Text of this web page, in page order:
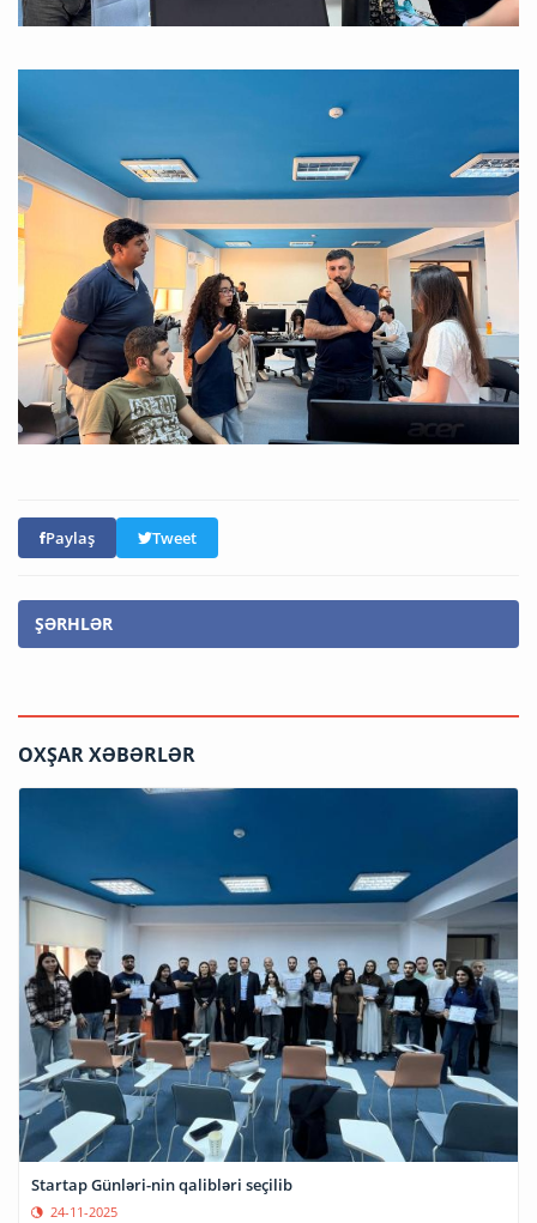
Paylaş Tweet
ŞƏRHLƏR
OXŞAR XƏBƏRLƏR
Startap Günləri-nin qalibləri seçilib
24-11-2025